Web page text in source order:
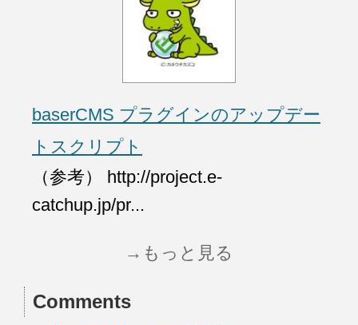
baserCMS プラグインのアップデー
トスクリプト
（参考） http://project.e-
catchup.jp/pr...
→もっと見る
Comments